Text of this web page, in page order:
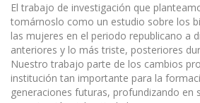
El trabajo de investigación que
tomárnoslo como un estudio sobre los
las mujeres en el periodo republicano a
anteriores y lo más triste, posteriores
Nuestro trabajo parte de los cambios
institución tan importante para la
generaciones futuras, profundizando en